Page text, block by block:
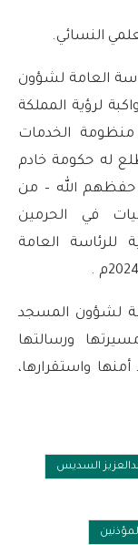
النسائي.
العامة لشؤون
لرؤية المملكة
في تطوير منظومة الخدمات
له حكومة خادم
حفظهم الله – من
في الحرمين
للرئاسة العامة
لشؤون المسجد
ورسالتها
واستقرارها،
السديس